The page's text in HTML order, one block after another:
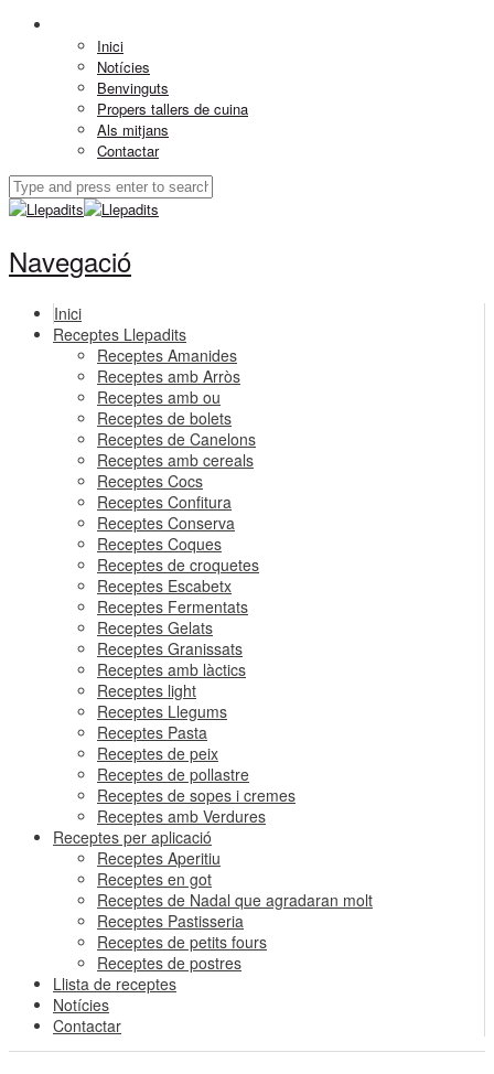
Inici
Notícies
Benvinguts
Propers tallers de cuina
Als mitjans
Contactar
Navegació
Inici
Receptes Llepadits
Receptes Amanides
Receptes amb Arròs
Receptes amb ou
Receptes de bolets
Receptes de Canelons
Receptes amb cereals
Receptes Cocs
Receptes Confitura
Receptes Conserva
Receptes Coques
Receptes de croquetes
Receptes Escabetx
Receptes Fermentats
Receptes Gelats
Receptes Granissats
Receptes amb làctics
Receptes light
Receptes Llegums
Receptes Pasta
Receptes de peix
Receptes de pollastre
Receptes de sopes i cremes
Receptes amb Verdures
Receptes per aplicació
Receptes Aperitiu
Receptes en got
Receptes de Nadal que agradaran molt
Receptes Pastisseria
Receptes de petits fours
Receptes de postres
Llista de receptes
Notícies
Contactar